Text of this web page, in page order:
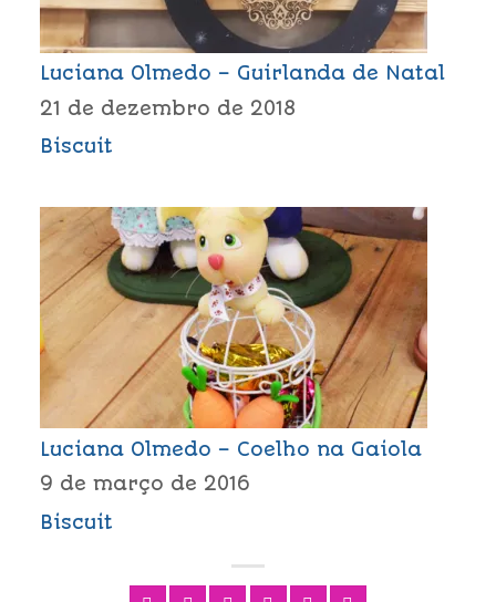
Luciana Olmedo – Guirlanda de Natal
21 de dezembro de 2018
Biscuit
Luciana Olmedo – Coelho na Gaiola
9 de março de 2016
Biscuit